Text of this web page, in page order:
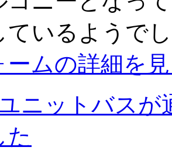
ているようで
ームの詳細を
ニットバス
た